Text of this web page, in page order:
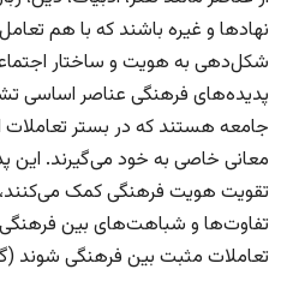
نهادها و غیره باشند که با هم
شکل‌دهی به هویت و ساختار
پدیده‌های فرهنگی عناصر اساسی
جامعه هستند که در بستر
معانی خاصی به خود می‌گیرند. این
تقویت هویت فرهنگی کمک می‌کنند،
تفاوت‌ها و شباهت‌های بین
تعاملات مثبت بین فرهنگی شوند (گیدنز،